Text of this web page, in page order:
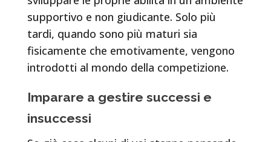
supportivo e non giudicante. Solo più
tardi, quando sono più maturi sia
fisicamente che emotivamente, vengono
introdotti al mondo della competizione.
Imparare a gestire successi e
insuccessi